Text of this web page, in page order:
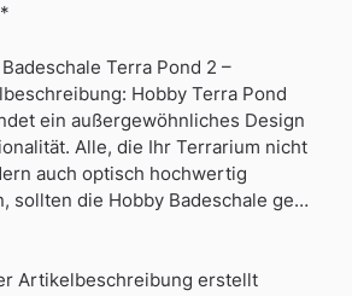
Terra Pond 2 –
Hobby Terra Pond
ein außergewöhnliches Design
Alle, die Ihr Terrarium nicht
auch optisch hochwertig
sollten die Hobby Badeschale ge…
Artikelbeschreibung erstellt